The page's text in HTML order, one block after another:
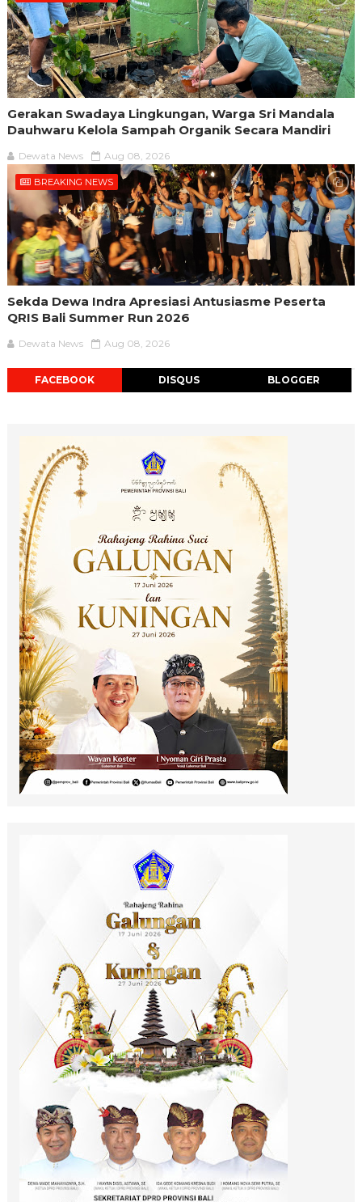
Gerakan Swadaya Lingkungan, Warga Sri Mandala
Dauhwaru Kelola Sampah Organik Secara Mandiri
Dewata News Aug 08, 2026
BREAKING NEWS
Sekda Dewa Indra Apresiasi Antusiasme Peserta
QRIS Bali Summer Run 2026
Dewata News Aug 08, 2026
FACEBOOK DISQUS BLOGGER